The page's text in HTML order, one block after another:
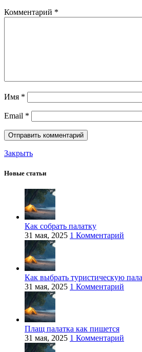
Комментарий *
Имя *
Email *
Закрыть
Новые статьи
Как собрать палатку
31 мая, 2025 1 Комментарий
Как выбрать туристическую
31 мая, 2025 1 Комментарий
Плащ палатка как пишется
31 мая, 2025 1 Комментарий